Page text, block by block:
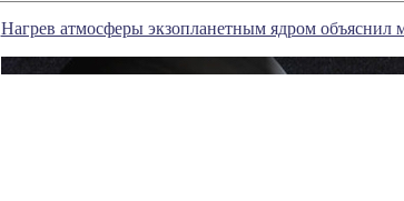
Нагрев атмосферы экзопланетным ядром объяснил